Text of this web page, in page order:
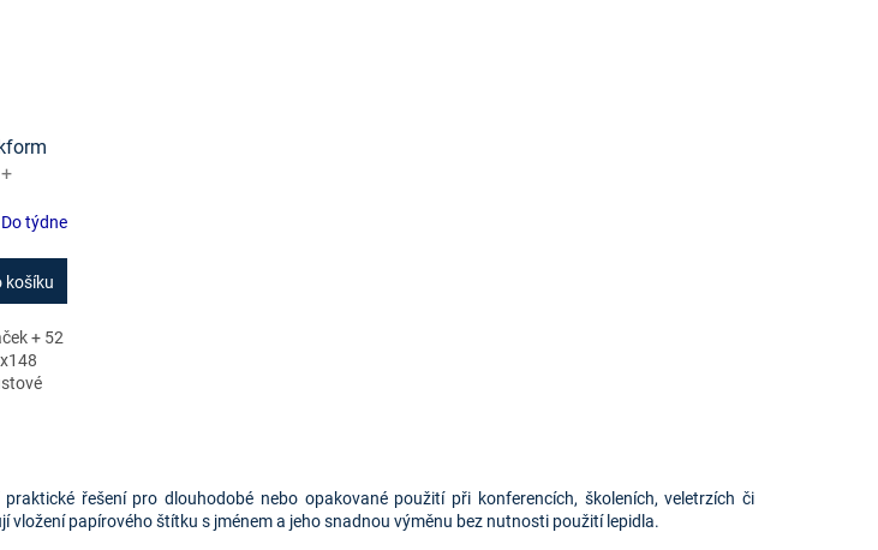
Do týdne
košíku
+ 52
v
l
á
řešení pro dlouhodobé nebo opakované použití při konferencích, školeních, veletrzích či
vložení papírového štítku s jménem a jeho snadnou výměnu bez nutnosti použití lepidla.